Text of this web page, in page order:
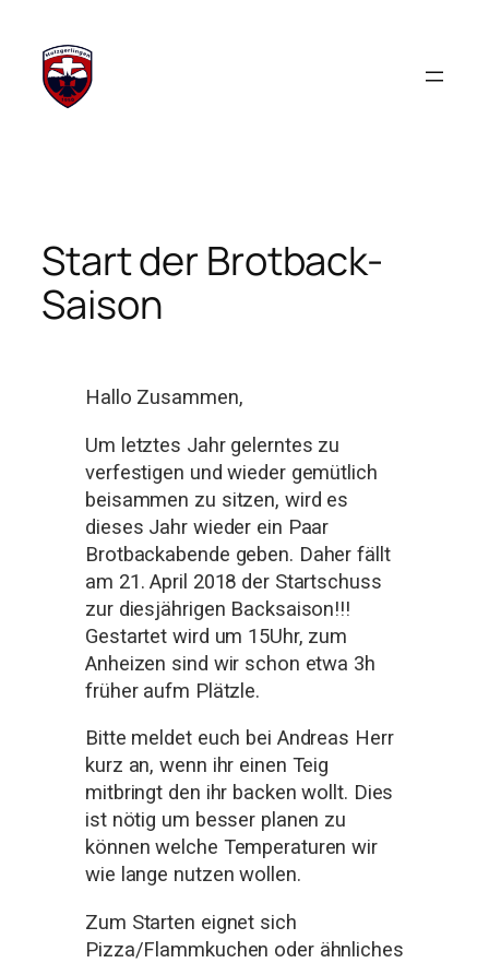
Start der Brotback-
Saison
Hallo Zusammen,
Um letztes Jahr gelerntes zu
verfestigen und wieder gemütlich
beisammen zu sitzen, wird es
dieses Jahr wieder ein Paar
Brotbackabende geben. Daher fällt
am 21. April 2018 der Startschuss
zur diesjährigen Backsaison!!!
Gestartet wird um 15Uhr, zum
Anheizen sind wir schon etwa 3h
früher aufm Plätzle.
Bitte meldet euch bei Andreas Herr
kurz an, wenn ihr einen Teig
mitbringt den ihr backen wollt. Dies
ist nötig um besser planen zu
können welche Temperaturen wir
wie lange nutzen wollen.
Zum Starten eignet sich
Pizza/Flammkuchen oder ähnliches